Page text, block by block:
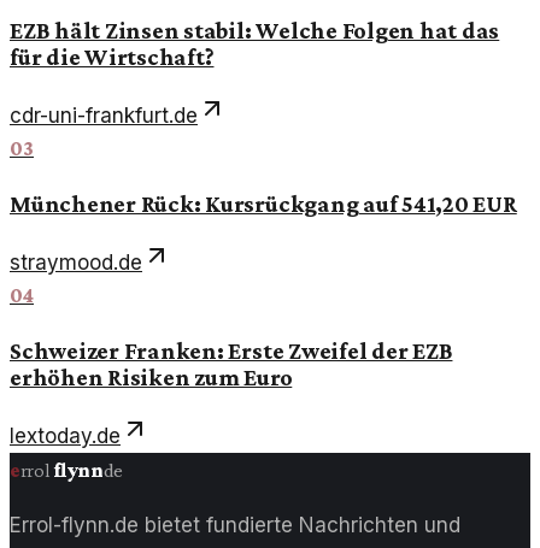
EZB hält Zinsen stabil: Welche Folgen hat das
für die Wirtschaft?
cdr-uni-frankfurt.de
03
Münchener Rück: Kursrückgang auf 541,20 EUR
straymood.de
04
Schweizer Franken: Erste Zweifel der EZB
erhöhen Risiken zum Euro
lextoday.de
errol flynnde
Errol-flynn.de bietet fundierte Nachrichten und